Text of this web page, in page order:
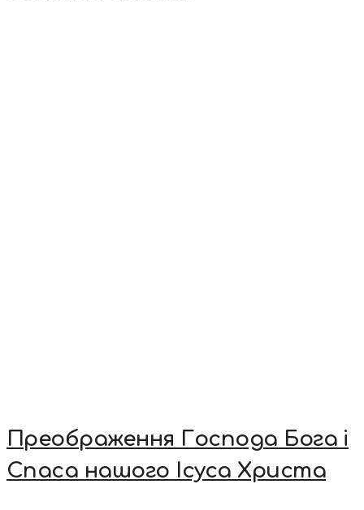
Преображення Господа Бога і
Спаса нашого Ісуса Христа